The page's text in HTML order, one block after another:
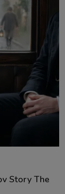
Story The